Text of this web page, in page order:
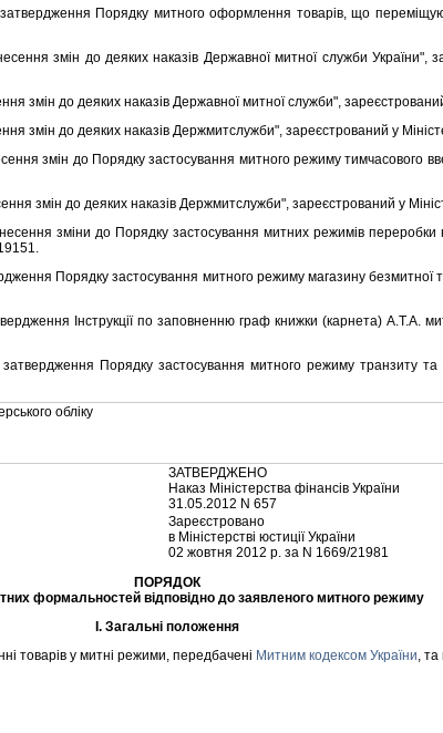
Порядку митного оформлення товарiв, що
змiн до деяких наказiв Державної митної служби України",
змiн до деяких наказiв Державної митної служби",
змiн до деяких наказiв Держмитслужби", зареєстрований у
змiн до Порядку застосування митного режиму тимчасового
змiн до деяких наказiв Держмитслужби", зареєстрований у
змiни до Порядку застосування митних режимiв переробки
Порядку застосування митного режиму магазину безмитної
Iнструкцiї по заповненню граф книжки (карнета) А.Т.А.
Порядку застосування митного режиму транзиту
облiку
ЗАТВЕРДЖЕНО
Наказ Мiнiстерства фiнансiв України
31.05.2012 N 657
Зареєстровано
в Мiнiстерствi юстицiї України
02 жовтня 2012 р. за N 1669/21981
ПОРЯДОК
формальностей вiдповiдно до заявленого митного режиму
I. Загальнi положення
товарiв у митнi режими, передбаченi Митним кодексом України,